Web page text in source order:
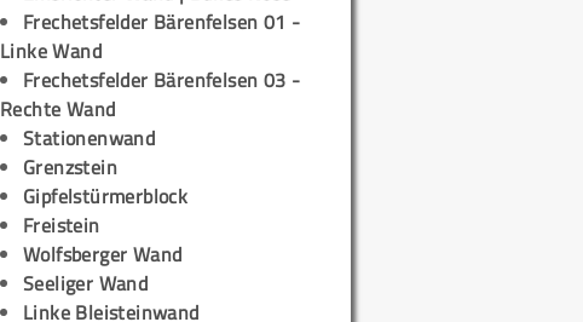
Frechetsfelder Bärenfelsen 01 -
Linke Wand
Frechetsfelder Bärenfelsen 03 -
Rechte Wand
Stationenwand
Grenzstein
Gipfelstürmerblock
Freistein
Wolfsberger Wand
Seeliger Wand
Linke Bleisteinwand